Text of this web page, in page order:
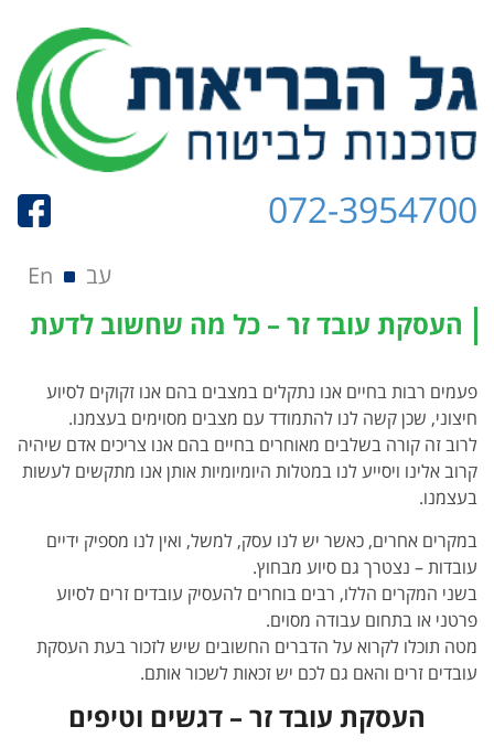
072-3954700
עב En
העסקת עובד זר – כל מה שחשוב לדעת
פעמים רבות בחיים אנו נתקלים במצבים בהם אנו זקוקים לסיוע
חיצוני, שכן קשה לנו להתמודד עם מצבים מסוימים בעצמנו.
לרוב זה קורה בשלבים מאוחרים בחיים בהם אנו צריכים אדם שיהיה
קרוב אלינו ויסייע לנו במטלות היומיומיות אותן אנו מתקשים לעשות
בעצמנו.
במקרים אחרים, כאשר יש לנו עסק, למשל, ואין לנו מספיק ידיים
עובדות – נצטרך גם סיוע מבחוץ.
בשני המקרים הללו, רבים בוחרים להעסיק עובדים זרים לסיוע
פרטני או בתחום עבודה מסוים.
מטה תוכלו לקרוא על הדברים החשובים שיש לזכור בעת העסקת
עובדים זרים והאם גם לכם יש זכאות לשכור אותם.
העסקת עובד זר – דגשים וטיפים